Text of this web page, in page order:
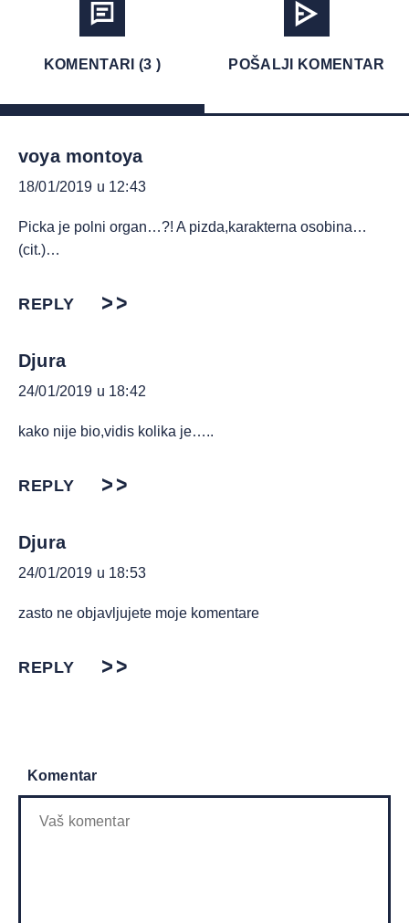
KOMENTARI (3 ) POŠALJI KOMENTAR
voya montoya
18/01/2019 u 12:43
Picka je polni organ…?! A pizda,karakterna osobina…
(cit.)…
REPLY
Djura
24/01/2019 u 18:42
kako nije bio,vidis kolika je…..
REPLY
Djura
24/01/2019 u 18:53
zasto ne objavljujete moje komentare
REPLY
Komentar